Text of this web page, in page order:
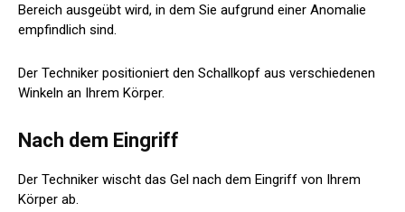
Bereich ausgeübt wird, in dem Sie aufgrund einer Anomalie
empfindlich sind.
Der Techniker positioniert den Schallkopf aus verschiedenen
Winkeln an Ihrem Körper.
Nach dem Eingriff
Der Techniker wischt das Gel nach dem Eingriff von Ihrem
Körper ab.